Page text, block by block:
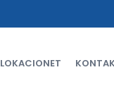
LOKACIONET